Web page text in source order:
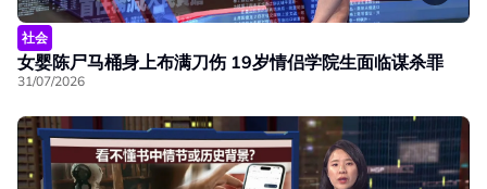
社会
女婴陈尸马桶身上布满刀伤 19岁情侣学院生面临谋杀罪
31/07/2026